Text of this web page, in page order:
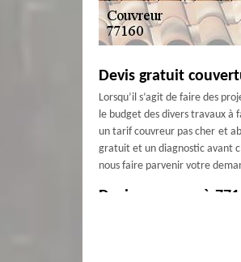
Devis gratuit
Lorsqu’il s’agit de faire des
le budget des divers travaux à
un tarif couvreur pas cher et
gratuit et un diagnostic avant
nous faire parvenir votre
Devis couvreur à